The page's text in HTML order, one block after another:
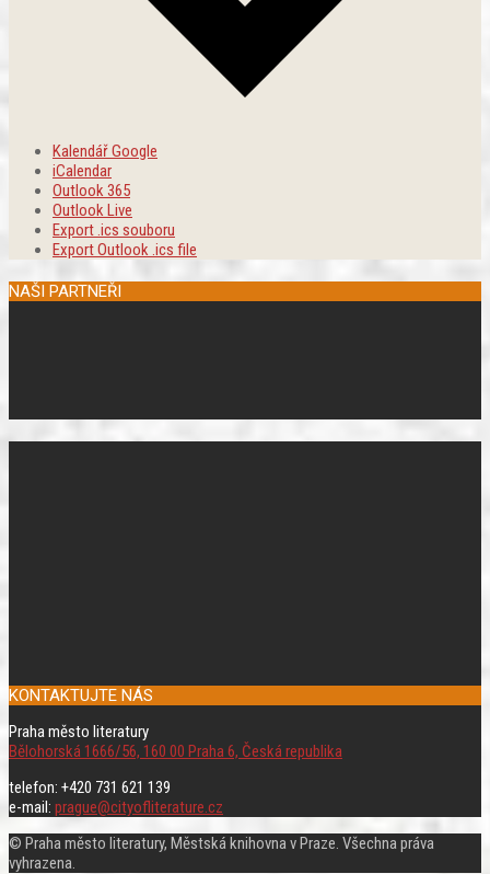
Kalendář Google
iCalendar
Outlook 365
Outlook Live
Export .ics souboru
Export Outlook .ics file
NAŠI PARTNEŘI
KONTAKTUJTE NÁS
Praha město literatury
Bělohorská 1666/56, 160 00 Praha 6, Česká republika
telefon: +420 731 621 139
e-mail: prague@cityofliterature.cz
© Praha město literatury, Městská knihovna v Praze. Všechna práva
vyhrazena.